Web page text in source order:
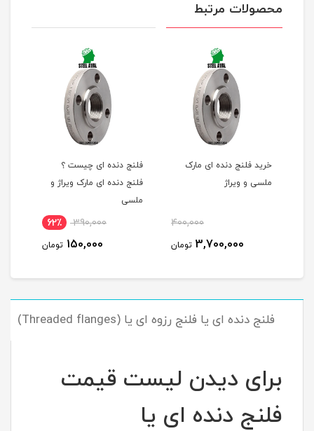
محصولات مرتبط
خرید فلنج دنده ای مارک
ملسی و ویراژ
400,000
3,700,000 تومان
فلنج دنده ای چیست ؟
فلنج دنده ای مارک ویراژ و
ملسی
390,000 62٪
150,000 تومان
فلنج دنده ای یا فلنج رزوه ای یا (Threaded flanges)
برای دیدن لیست قیمت
فلنج دنده ای یا